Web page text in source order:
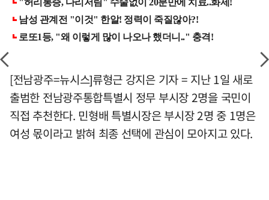
[전남광주=뉴시스]류형근 강지은 기자 = 지난 1일 새로
출범한 전남광주통합특별시 정무 부시장 2명을 국민이
직접 추천한다. 민형배 특별시장은 부시장 2명 중 1명은
여성 몫이라고 밝혀 최종 선택에 관심이 모아지고 있다.